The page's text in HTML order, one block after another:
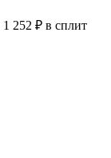
1 252 ₽ в сплит